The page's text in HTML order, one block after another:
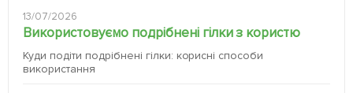
13/07/2026
Використовуємо подрібнені гілки з користю
Куди подіти подрібнені гілки: корисні способи
використання